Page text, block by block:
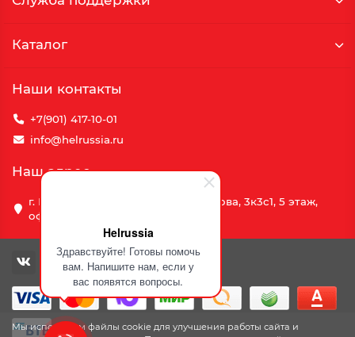
Helrussia
Здравствуйте! Готовы помочь
вам. Напишите нам, если у
вас появятся вопросы.
Мы используем файлы cookie для улучшения работы сайта и
Каталог
Наши контакты
+7(901) 417-10-01
info@helrussia.ru
Наш адрес
г. Москва, улица Василия Петушкова, 3к3c1, 5 этаж,
офис 69